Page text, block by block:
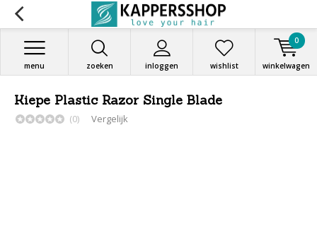
zoeken inloggen
menu wishlist winkelwagen
0
Kiepe Plastic Razor Single Blade
(0) Vergelijk